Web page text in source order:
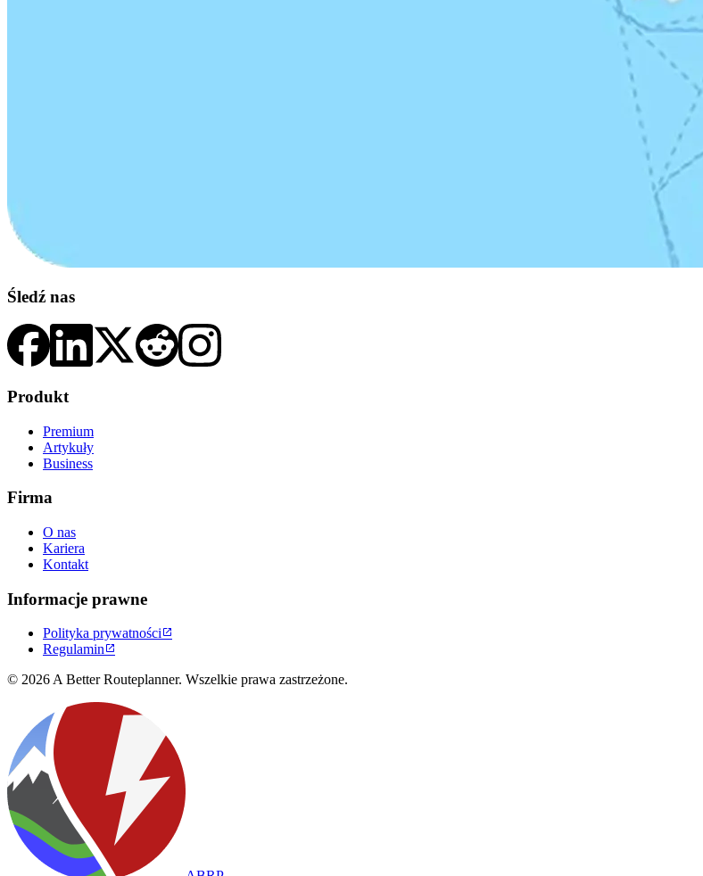
Śledź nas
Produkt
Premium
Artykuły
Business
Firma
O nas
Kariera
Kontakt
Informacje prawne
Polityka prywatności
Regulamin
© 2026 A Better Routeplanner. Wszelkie prawa zastrzeżone.